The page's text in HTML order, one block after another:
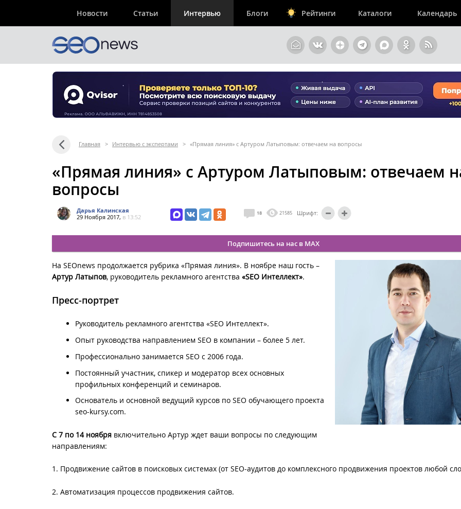
Новости Статьи Интервью Блоги Рейтинги Каталоги Календарь
Главная > Интервью с экспертами > «Прямая линия» с Артуром Латыповым: отвечаем на вопросы
«Прямая линия» с Артуром Латыповым: отвечаем
вопросы
Дарья Калинская
29 Ноября 2017, в 13:52 18 21585 Шрифт:
Подпишитесь на нас в MAX
На SEOnews продолжается рубрика «Прямая линия». В ноябре наш гость –
Артур Латыпов, руководитель рекламного агентства «SEO Интеллект».
Пресс-портрет
Руководитель рекламного агентства «SEO Интеллект».
Опыт руководства направлением SEO в компании – более 5 лет.
Профессионально занимается SEO c 2006 года.
Постоянный участник, спикер и модератор всех основных
профильных конференций и семинаров.
Основатель и основной ведущий курсов по SEO обучающего проекта
seo-kursy.com.
С 7 по 14 ноября включительно Артур ждет ваши вопросы по следующим
направлениям:
1. Продвижение сайтов в поисковых системах (от SEO-аудитов до комплексного продвижения проектов любой
2. Автоматизация процессов продвижения сайтов.